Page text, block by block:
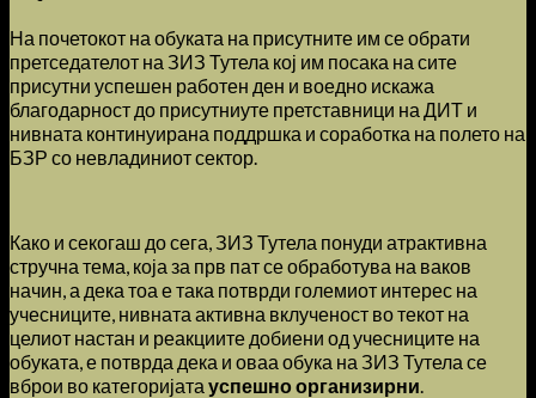
На почетокот на обуката на присутните им се обрати
претседателот на ЗИЗ Тутела кој им посака на сите
присутни успешен работен ден и воедно искажа
благодарност до присутниуте претставници на ДИТ и
нивната континуирана поддршка и соработка на полето на
БЗР со невладиниот сектор.
Како и секогаш до сега, ЗИЗ Тутела понуди атрактивна
стручна тема, која за прв пат се обработува на ваков
начин, а дека тоа е така потврди големиот интерес на
учесниците, нивната активна вклученост во текот на
целиот настан и реакциите добиени од учесниците на
обуката, е потврда дека и оваа обука на ЗИЗ Тутела се
вброи во категоријата успешно организирни.